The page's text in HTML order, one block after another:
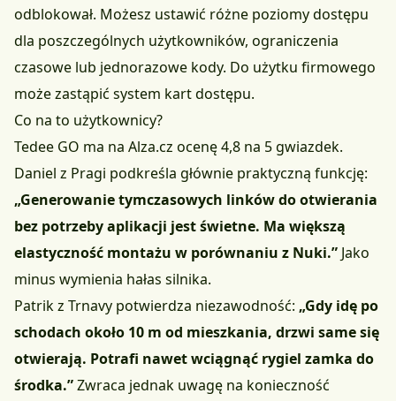
odblokował. Możesz ustawić różne poziomy dostępu
dla poszczególnych użytkowników, ograniczenia
czasowe lub jednorazowe kody. Do użytku firmowego
może zastąpić system kart dostępu.
Co na to użytkownicy?
Tedee GO ma na Alza.cz ocenę 4,8 na 5 gwiazdek.
Daniel z Pragi podkreśla głównie praktyczną funkcję:
„Generowanie tymczasowych linków do otwierania
bez potrzeby aplikacji jest świetne. Ma większą
elastyczność montażu w porównaniu z Nuki.” Jako
minus wymienia hałas silnika.
Patrik z Trnavy potwierdza niezawodność: „Gdy idę po
schodach około 10 m od mieszkania, drzwi same się
otwierają. Potrafi nawet wciągnąć rygiel zamka do
środka.”Zwraca jednak uwagę na konieczność